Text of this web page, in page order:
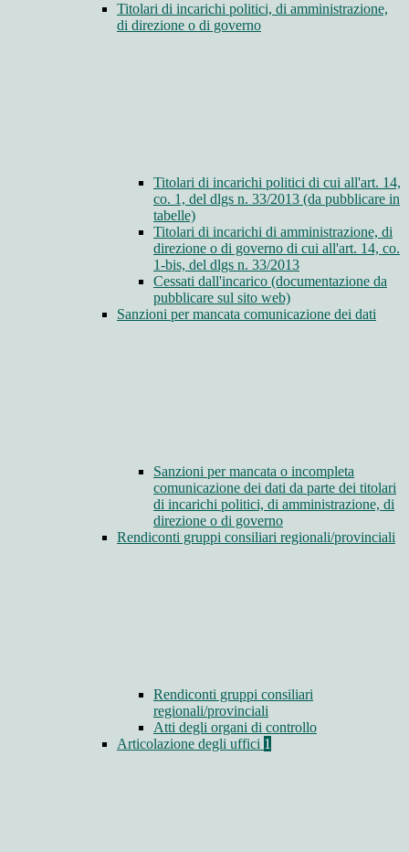
Titolari di incarichi politici, di amministrazione,
di direzione o di governo
Titolari di incarichi politici di cui all'art. 14,
co. 1, del dlgs n. 33/2013 (da pubblicare in
tabelle)
Titolari di incarichi di amministrazione, di
direzione o di governo di cui all'art. 14, co.
1-bis, del dlgs n. 33/2013
Cessati dall'incarico (documentazione da
pubblicare sul sito web)
Sanzioni per mancata comunicazione dei dati
Sanzioni per mancata o incompleta
comunicazione dei dati da parte dei titolari
di incarichi politici, di amministrazione, di
direzione o di governo
Rendiconti gruppi consiliari regionali/provinciali
Rendiconti gruppi consiliari
regionali/provinciali
Atti degli organi di controllo
Articolazione degli uffici 1